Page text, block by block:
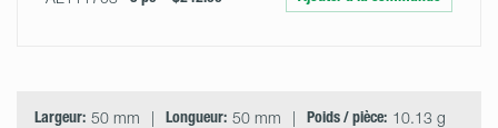
Largeur: 50 mm Longueur: 50 mm Poids / pièce: 10.13 g